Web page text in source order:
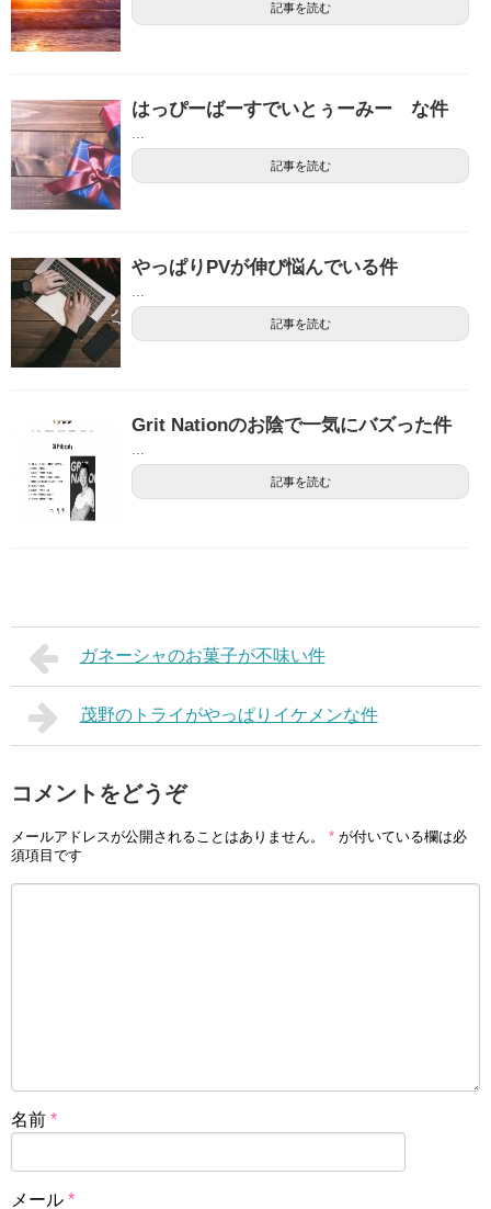
記事を読む
はっぴーばーすでいとぅーみー な件
...
記事を読む
やっぱりPVが伸び悩んでいる件
...
記事を読む
Grit Nationのお陰で一気にバズった件
...
記事を読む
ガネーシャのお菓子が不味い件
茂野のトライがやっぱりイケメンな件
コメントをどうぞ
メールアドレスが公開されることはありません。 * が付いている欄は必
須項目です
名前 *
メール *